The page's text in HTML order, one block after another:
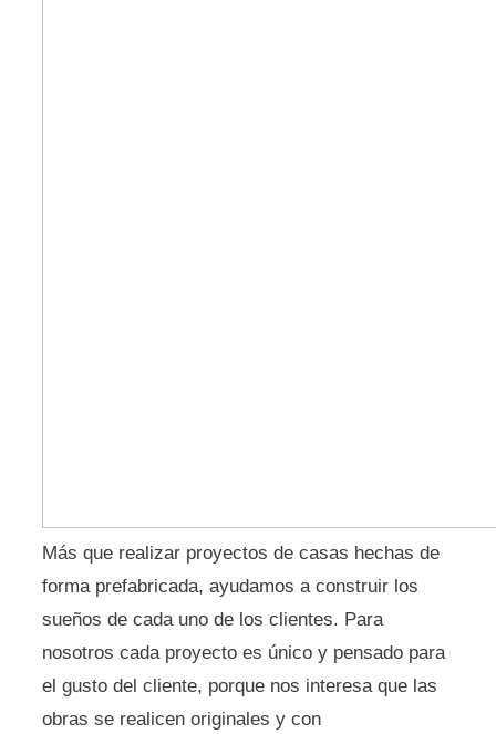
Más que realizar proyectos de casas hechas de
forma prefabricada, ayudamos a construir los
sueños de cada uno de los clientes. Para
nosotros cada proyecto es único y pensado para
el gusto del cliente, porque nos interesa que las
obras se realicen originales y con